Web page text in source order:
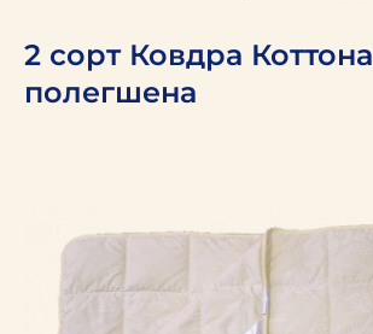
2 сорт Ковдра Коттона
полегшена